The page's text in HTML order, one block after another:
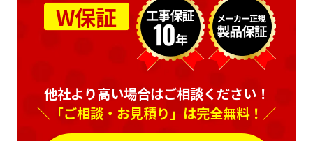
W保証
他社より高い場合はご相談ください！
＼「ご相談・お見積り」は完全無料！／